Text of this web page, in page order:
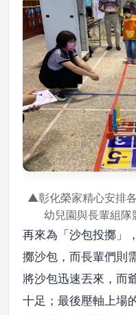
▲彰化榮家精心安排
幼兒園與長輩組隊
再來為「沙包投擲」
擲沙包，而長輩們則
將沙包迅速丟來，而
十足；最後壓軸上場